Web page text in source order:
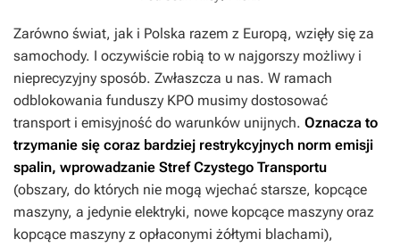
Zarówno świat, jak i Polska razem z Europą, wzięły się za
samochody. I oczywiście robią to w najgorszy możliwy i
nieprecyzyjny sposób. Zwłaszcza u nas. W ramach
odblokowania funduszy KPO musimy dostosować
transport i emisyjność do warunków unijnych. Oznacza to
trzymanie się coraz bardziej restrykcyjnych norm emisji
spalin, wprowadzanie Stref Czystego Transportu
(obszary, do których nie mogą wjechać starsze, kopcące
maszyny, a jedynie elektryki, nowe kopcące maszyny oraz
kopcące maszyny z opłaconymi żółtymi blachami),